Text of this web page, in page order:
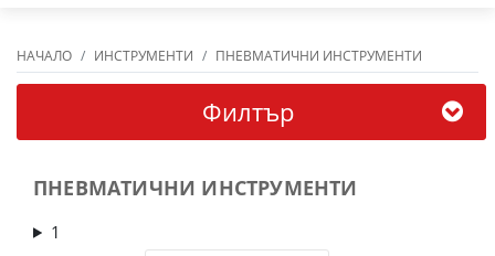
НАЧАЛО ИНСТРУМЕНТИ ПНЕВМАТИЧНИ ИНСТРУМЕНТИ
Филтър
ПНЕВМАТИЧНИ ИНСТРУМЕНТИ
1